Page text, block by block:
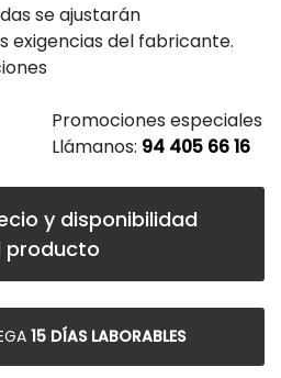
se ajustarán
exigencias del fabricante.
Promociones especiales
Llámanos: 94 405 66 16
y disponibilidad
producto
15 DÍAS LABORABLES